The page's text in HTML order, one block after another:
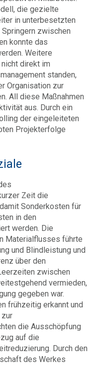
die gezielte
in unterbesetzten
zwischen
konnte das
Weitere
direkt im
standen,
Organisation zur
All diese Maßnahmen
aus. Durch ein
der eingeleiteten
Projekterfolge
Zeit die
Sonderkosten für
in den
werden. Die
Materialflusses führte
und Blindleistung und
über den
zwischen
vermieden,
gegeben war.
frühzeitig erkannt und
zur
die Ausschöpfung
auf die
Durch den
des Werkes